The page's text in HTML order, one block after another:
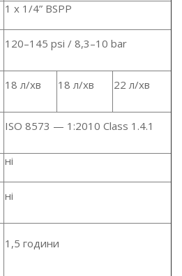
1 x 1/4” BSPP
120–145 psi / 8,3–10 bar
18 л/хв 18 л/хв 22 л/хв
ISO 8573 — 1:2010 Class 1.4.1
ні
ні
1,5 години